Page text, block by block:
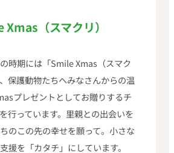
（スマクリ）
時期には「Smile Xmas（スマク
保護動物たちへみなさんからの温
プレゼントとしてお贈りするチ
行っています。里親との出会いを
のこの先の幸せを願って。小さな
援を「カタチ」にしています。